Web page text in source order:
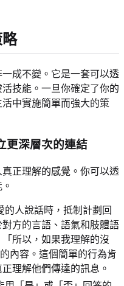
成不變。它是一套可以透
技能。一旦你確定了你的
中實施簡單而強大的策
更深層次的連結
正理解的感覺。你可以透
的人說話時，抵制計劃回
方的言語、語氣和肢體語
所以，如果我理解的沒
內容。這個簡單的行為肯
理解他們傳達的訊息。